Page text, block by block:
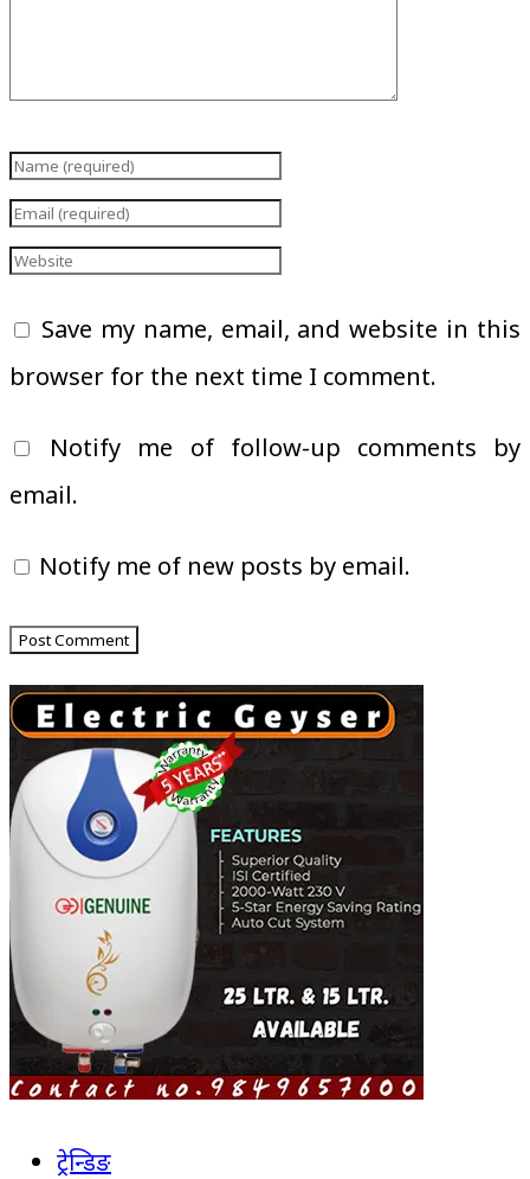
Save my name, email, and website in this
browser for the next time I comment.
Notify me of follow-up comments by
email.
Notify me of new posts by email.
ट्रेन्डिङ